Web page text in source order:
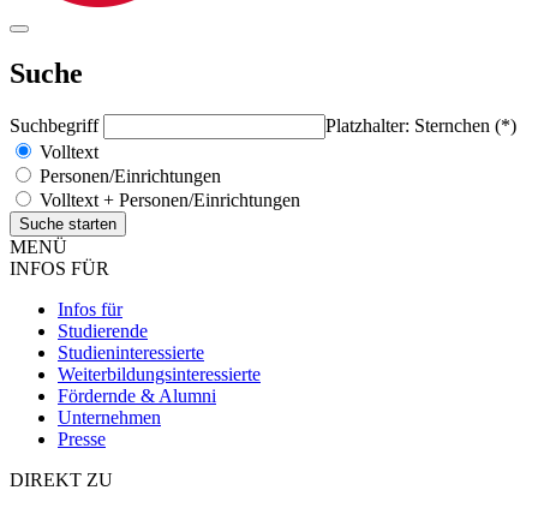
Suche
Suchbegriff
Platzhalter: Sternchen (*)
Volltext
Personen/Einrichtungen
Volltext + Personen/Einrichtungen
MENÜ
INFOS FÜR
Infos für
Studierende
Studieninteressierte
Weiterbildungsinteressierte
Fördernde & Alumni
Unternehmen
Presse
DIREKT ZU